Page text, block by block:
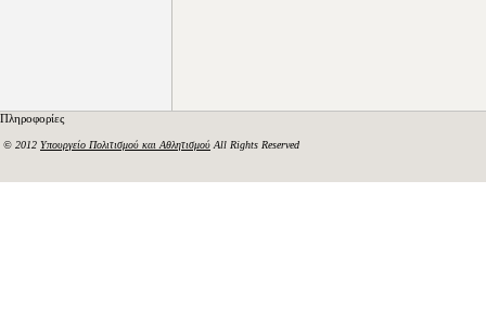
Πληροφορίες
© 2012 Υπουργείο Πολιτισμού και Αθλητισμού All Rights Reserved